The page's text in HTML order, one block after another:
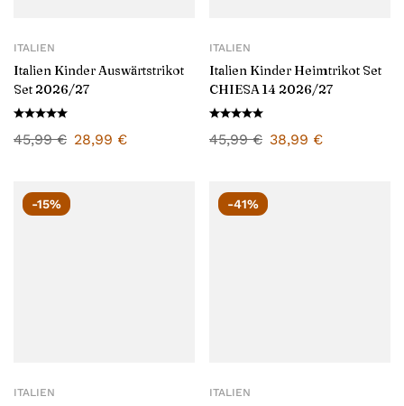
ITALIEN
Italien Kinder Auswärtstrikot
Set 2026/27
45,99€ 28,99 €
ITALIEN
Italien Kinder Heimtrikot Set
CHIESA 14 2026/27
45,99€ 38,99 €
-15%
ITALIEN
-41%
ITALIEN